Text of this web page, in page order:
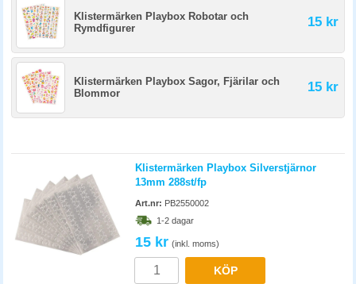
Klistermärken Playbox Robotar och
Rymdfigurer
15 kr
Klistermärken Playbox Sagor, Fjärilar och
Blommor
15 kr
Klistermärken Playbox Silverstjärnor
13mm 288st/fp
Art.nr: PB2550002
1-2 dagar
15 kr (inkl. moms)
KÖP